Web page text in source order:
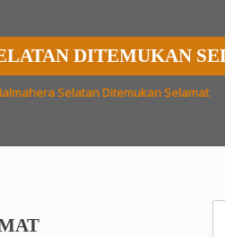
DITEMUKAN
Selatan Ditemukan Selamat